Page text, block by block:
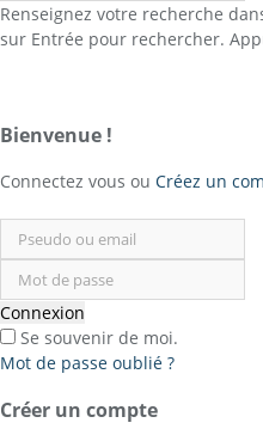
Renseignez votre recherche
sur Entrée pour rechercher.
or
Register
Bienvenue !
Connectez vous ou Créez un
Connexion
Se souvenir de moi.
Mot de passe oublié ?
Créer un compte